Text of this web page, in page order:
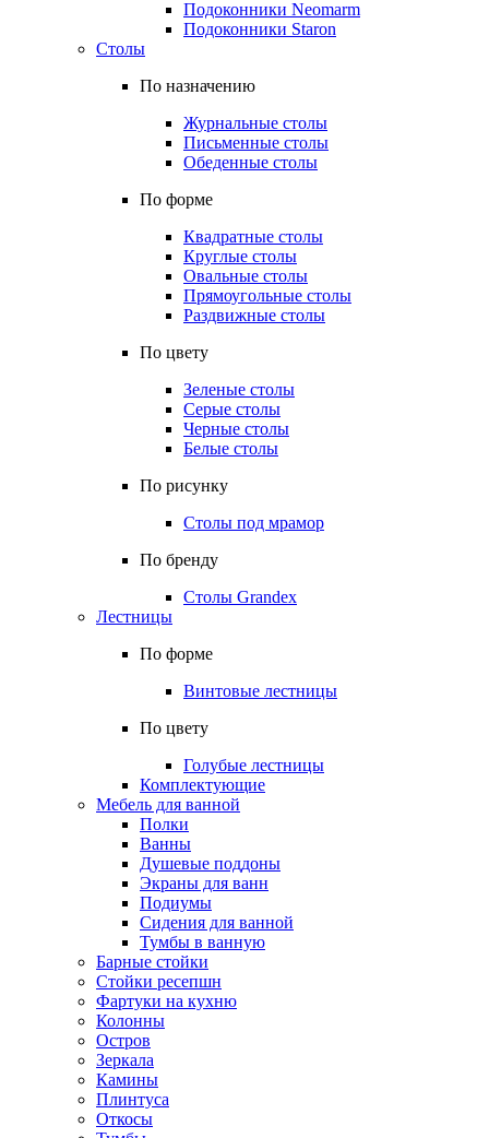
Подоконники Neomarm
Подоконники Staron
Столы
По назначению
Журнальные столы
Письменные столы
Обеденные столы
По форме
Квадратные столы
Круглые столы
Овальные столы
Прямоугольные столы
Раздвижные столы
По цвету
Зеленые столы
Серые столы
Черные столы
Белые столы
По рисунку
Столы под мрамор
По бренду
Столы Grandex
Лестницы
По форме
Винтовые лестницы
По цвету
Голубые лестницы
Комплектующие
Мебель для ванной
Полки
Ванны
Душевые поддоны
Экраны для ванн
Подиумы
Сидения для ванной
Тумбы в ванную
Барные стойки
Стойки ресепшн
Фартуки на кухню
Колонны
Остров
Зеркала
Камины
Плинтуса
Откосы